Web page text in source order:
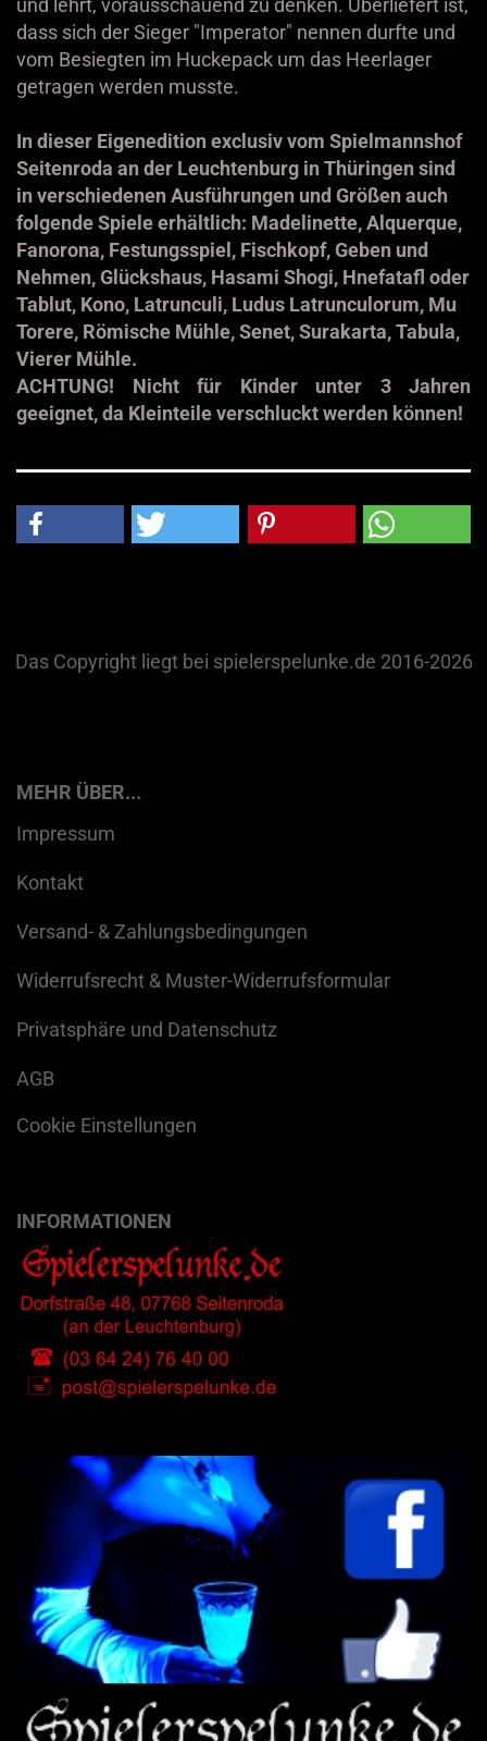
und lehrt, vorausschauend zu denken. Überliefert ist,
dass sich der Sieger "Imperator" nennen durfte und
vom Besiegten im Huckepack um das Heerlager
getragen werden musste.
In dieser Eigenedition exclusiv vom Spielmannshof
Seitenroda an der Leuchtenburg in Thüringen sind
in verschiedenen Ausführungen und Größen auch
folgende Spiele erhältlich: Madelinette, Alquerque,
Fanorona, Festungsspiel, Fischkopf, Geben und
Nehmen, Glückshaus, Hasami Shogi, Hnefatafl oder
Tablut, Kono, Latrunculi, Ludus Latrunculorum, Mu
Torere, Römische Mühle, Senet, Surakarta, Tabula,
Vierer Mühle.
ACHTUNG! Nicht für Kinder unter 3 Jahren
geeignet, da Kleinteile verschluckt werden können!
Das Copyright liegt bei spielerspelunke.de 2016-2026
MEHR ÜBER...
Impressum
Kontakt
Versand- & Zahlungsbedingungen
Widerrufsrecht & Muster-Widerrufsformular
Privatsphäre und Datenschutz
AGB
Cookie Einstellungen
INFORMATIONEN